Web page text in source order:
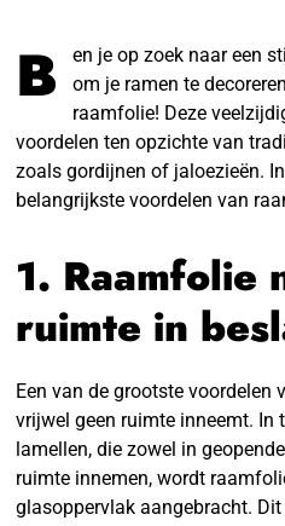
B
en je op zoek naar een
om je ramen te
raamfolie! Deze
voordelen ten opzichte van
zoals gordijnen of jaloezieën.
belangrijkste voordelen van
1. Raamfolie
ruimte in
Een van de grootste voordelen
vrijwel geen ruimte inneemt.
lamellen, die zowel in
ruimte innemen, wordt
glasoppervlak aangebracht.